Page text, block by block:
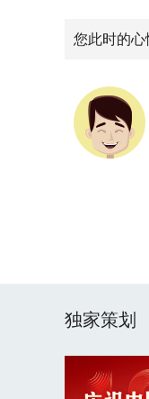
您此时的心
独家策划